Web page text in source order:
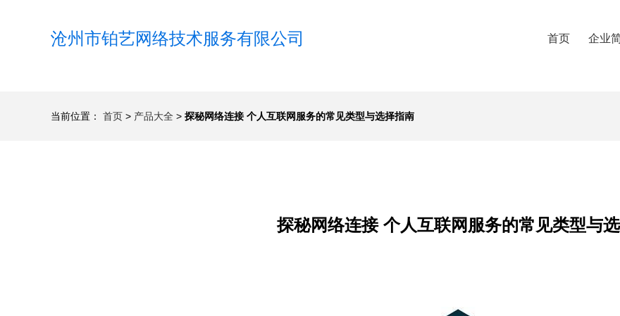
沧州市铂艺网络技术服务有限公司 首页 企业
当前位置： 首页 > 产品大全 > 探秘网络连接 个人互联网服务的常见类型与选择指南
探秘网络连接 个人互联网服务的常见类型与